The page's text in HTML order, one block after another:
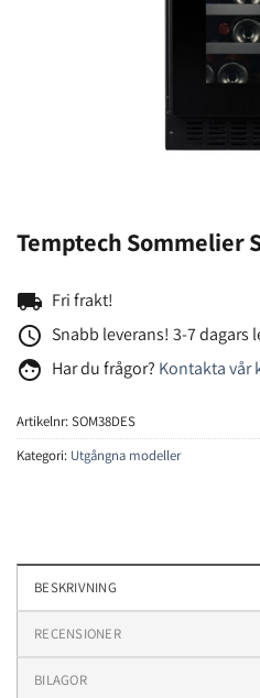
Temptech Sommelier
local_shipping Fri frakt!
access_time Snabb leverans! 3-7 dagars
face Har du frågor? Kontakta vår
Artikelnr:SOM38DES
Kategori: Utgångna modeller
BESKRIVNING
RECENSIONER
BILAGOR